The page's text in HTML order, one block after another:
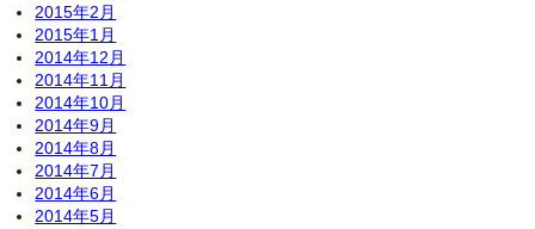
2015年2月
2015年1月
2014年12月
2014年11月
2014年10月
2014年9月
2014年8月
2014年7月
2014年6月
2014年5月